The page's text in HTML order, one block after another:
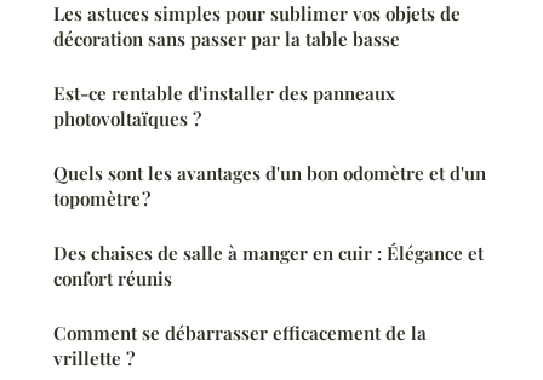
Les astuces simples pour sublimer vos objets de
décoration sans passer par la table basse
Est-ce rentable d'installer des panneaux
photovoltaïques ?
Quels sont les avantages d'un bon odomètre et d'un
topomètre ?
Des chaises de salle à manger en cuir : Élégance et
confort réunis
Comment se débarrasser efficacement de la
vrillette ?